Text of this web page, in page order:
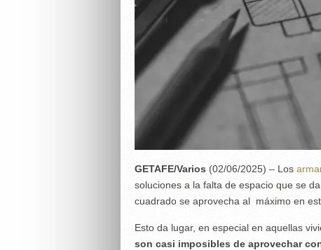
GETAFE/Varios (02/06/2025) – Los
soluciones a la falta de espacio que se
cuadrado se aprovecha al máximo en
Esto da lugar, en especial en aquellas
son casi imposibles de aprovechar